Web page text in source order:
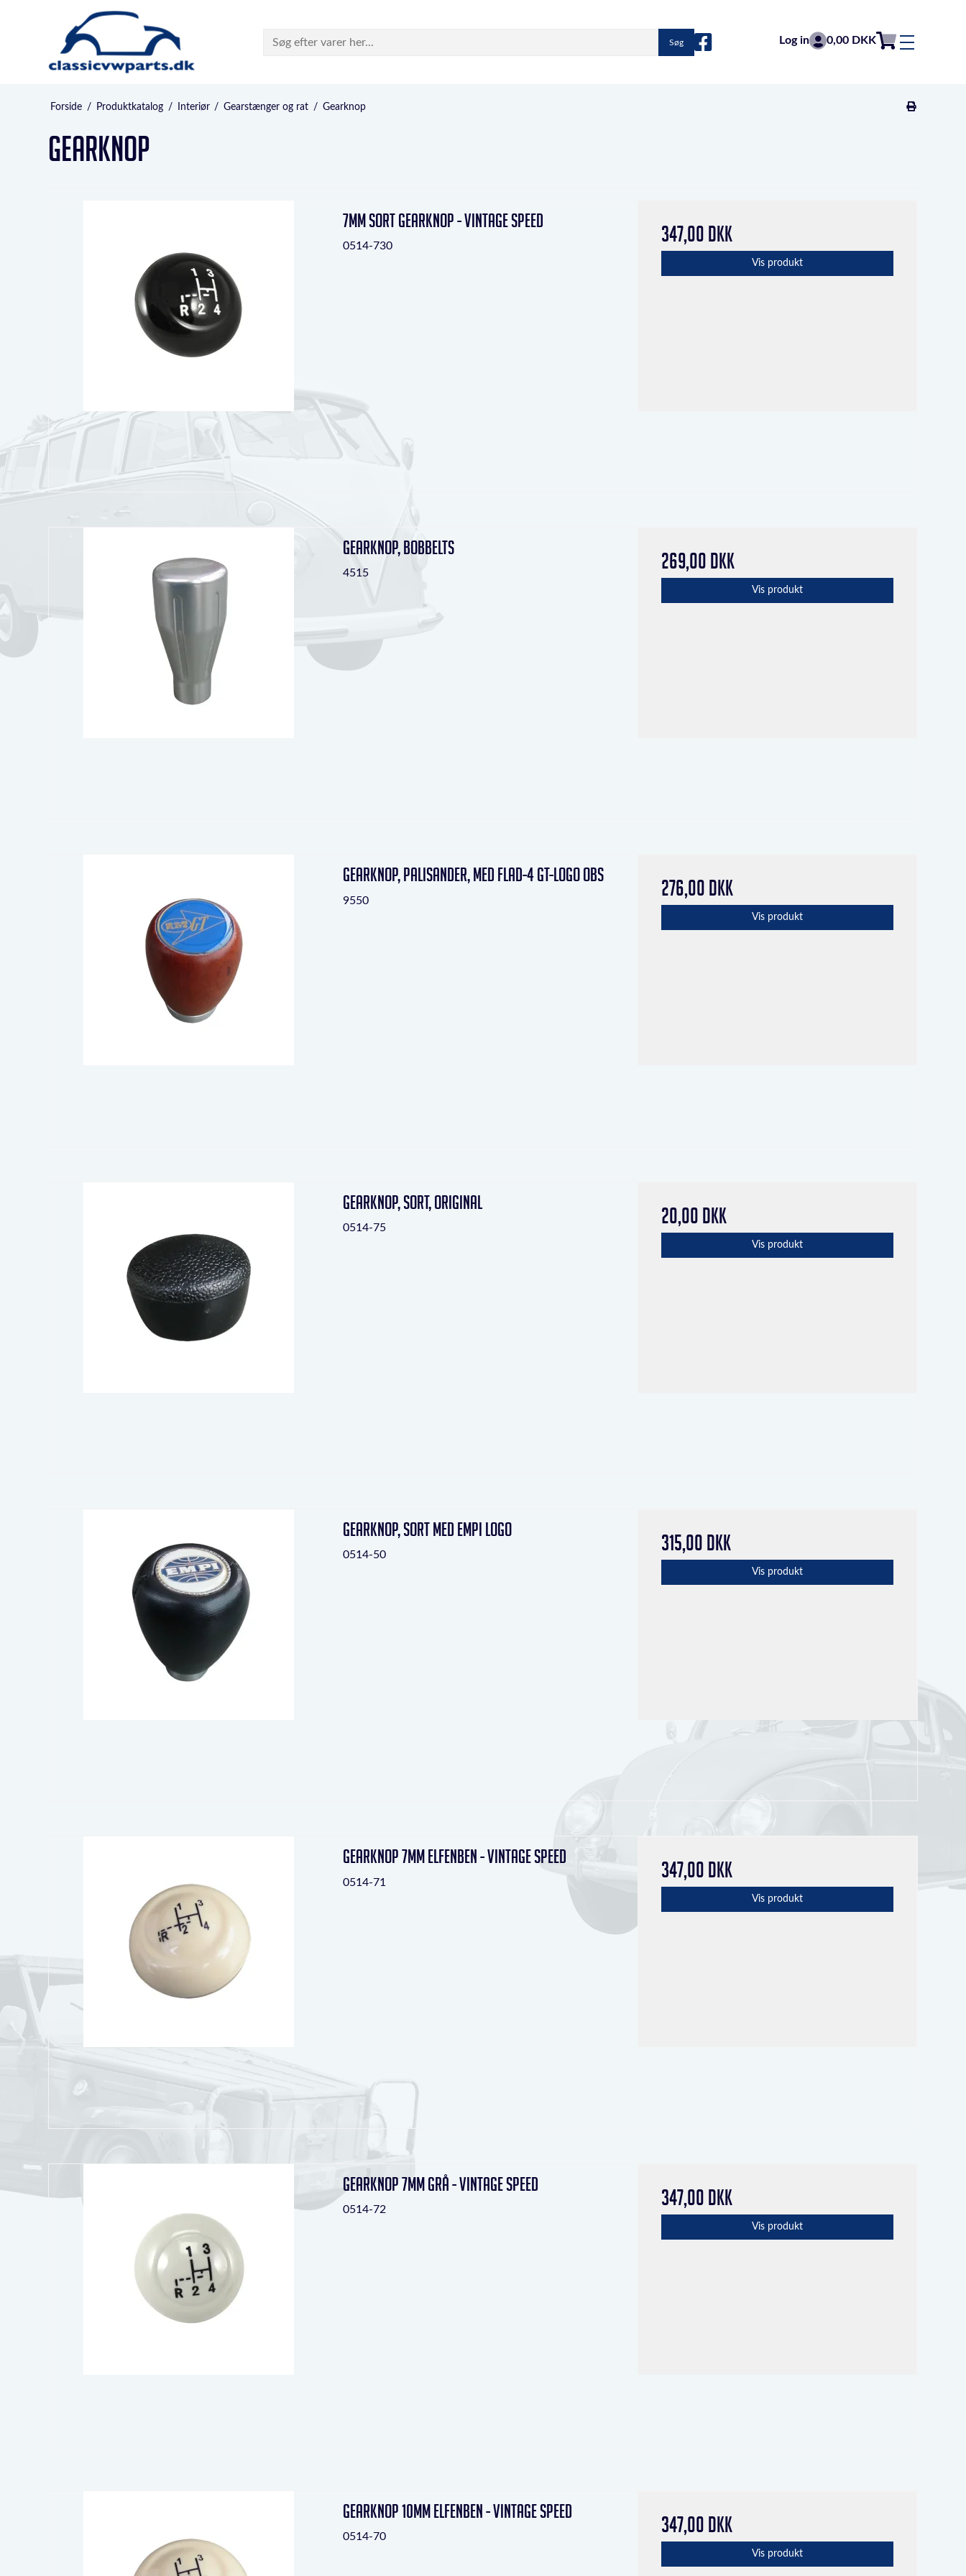
Søg Log in 0,00 DKK
Forside / Produktkatalog / Interiør / Gearstænger og rat / Gearknop
Gearknop
7mm sort gearknop - Vintage Speed
0514-730 347,00 DKK
Vis produkt
Gearknop, bobbelts
4515 269,00 DKK
Vis produkt
Gearknop, palisander, med flad-4 GT-logo OBS
9550 276,00 DKK
Vis produkt
Gearknop, sort, original
0514-75 20,00 DKK
Vis produkt
Gearknop, sort med Empi logo
0514-50 315,00 DKK
Vis produkt
Gearknop 7mm elfenben - Vintage Speed
0514-71 347,00 DKK
Vis produkt
Gearknop 7mm grå - Vintage Speed
0514-72 347,00 DKK
Vis produkt
Gearknop 10mm elfenben - Vintage Speed
0514-70 347,00 DKK
Vis produkt